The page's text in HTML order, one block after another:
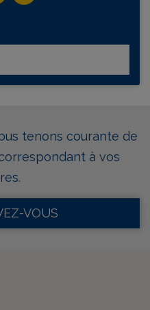
tenons courante de
à vos
VOUS